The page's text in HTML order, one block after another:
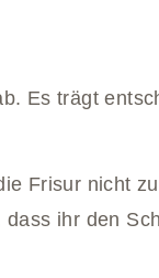
Es trägt
Frisur nicht
ihr den